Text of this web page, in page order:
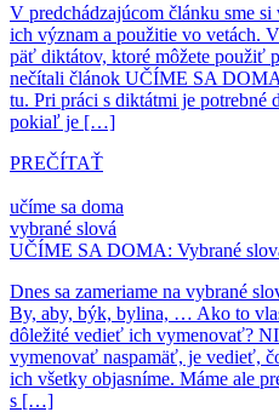
V predchádzajúcom článku sme
ich význam a použitie vo vetách.
päť diktátov, ktoré môžete použiť
nečítali článok UČÍME SA
tu. Pri práci s diktátmi je potrebné
pokiaľ je […]
PREČÍTAŤ
učíme sa doma
vybrané slová
UČÍME SA DOMA: Vybrané
Dnes sa zameriame na vybrané
By, aby, býk, bylina, … Ako to
dôležité vedieť ich vymenovať?
vymenovať naspamäť, je vedieť,
ich všetky objasníme. Máme ale
s […]